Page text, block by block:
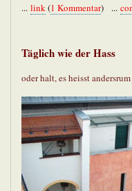
... link (1 Kommentar) ...
Täglich wie der Hass
oder halt, es heisst